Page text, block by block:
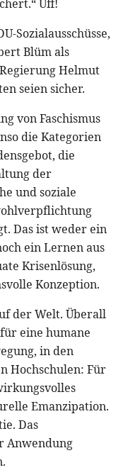
Uff!
Sozialausschüsse,
Blüm als
Helmut
seien sicher.
von Faschismus
die Kategorien
die
der
und soziale
Das ist weder ein
ein Lernen aus
Krisenlösung,
Konzeption.
der Welt. Überall
eine humane
in den
Hochschulen: Für
Emanzipation.
Das
Anwendung